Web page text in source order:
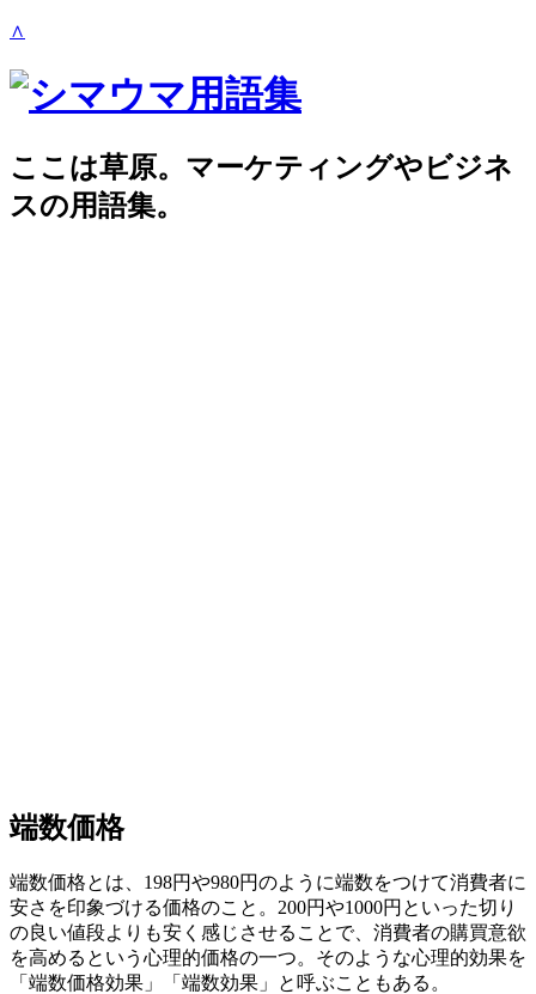
∧
ここは草原。マーケティングやビジネ
スの用語集。
端数価格
端数価格とは、198円や980円のように端数をつけて消費者に
安さを印象づける価格のこと。200円や1000円といった切り
の良い値段よりも安く感じさせることで、消費者の購買意欲
を高めるという心理的価格の一つ。そのような心理的効果を
「端数価格効果」「端数効果」と呼ぶこともある。